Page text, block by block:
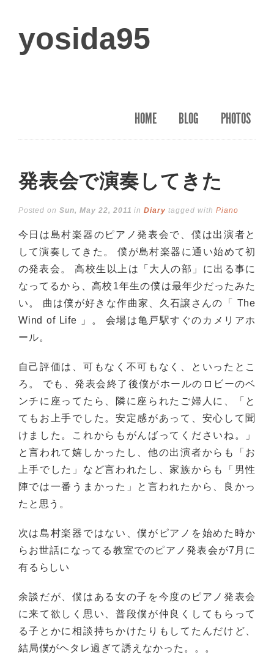
yosida95
HOME BLOG PHOTOS
発表会で演奏してきた
Posted onSun, May 22, 2011 inDiary tagged with Piano
今日は島村楽器のピアノ発表会で、僕は出演者と
して演奏してきた。 僕が島村楽器に通い始めて初
の発表会。 高校生以上は「大人の部」に出る事に
なってるから、高校1年生の僕は最年少だったみた
い。 曲は僕が好きな作曲家、久石譲さんの「 The
Wind of Life 」。 会場は亀戸駅すぐのカメリアホ
ール。
自己評価は、可もなく不可もなく、といったとこ
ろ。 でも、発表会終了後僕がホールのロビーのベ
ンチに座ってたら、隣に座られたご婦人に、「と
てもお上手でした。安定感があって、安心して聞
けました。これからもがんばってくださいね。」
と言われて嬉しかったし、他の出演者からも「お
上手でした」など言われたし、家族からも「男性
陣では一番うまかった」と言われたから、良かっ
たと思う。
次は島村楽器ではない、僕がピアノを始めた時か
らお世話になってる教室でのピアノ発表会が7月に
有るらしい
余談だが、僕はある女の子を今度のピアノ発表会
に来て欲しく思い、普段僕が仲良くしてもらって
る子とかに相談持ちかけたりもしてたんだけど、
結局僕がヘタレ過ぎて誘えなかった。。。